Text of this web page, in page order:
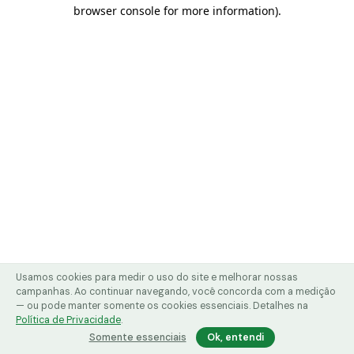
browser console for more information).
Usamos cookies para medir o uso do site e melhorar nossas
campanhas. Ao continuar navegando, você concorda com a medição
— ou pode manter somente os cookies essenciais. Detalhes na
Política de Privacidade.
Somente essenciais
Ok, entendi